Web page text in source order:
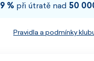
9 % při útratě nad 50
Pravidla a podmínky